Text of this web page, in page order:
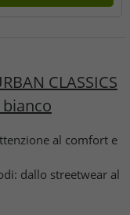
CLASSICS
al comfort e
dallo streetwear al